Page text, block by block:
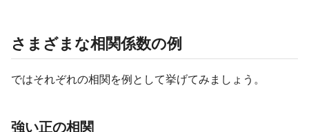
さまざまな相関係数の例
ではそれぞれの相関を例として挙げてみましょう。
強い正の相関